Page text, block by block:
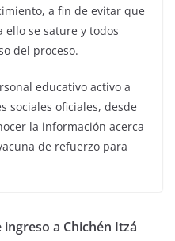
a fin de evitar que
se sature y todos
del proceso.
educativo activo a
sociales oficiales, desde
la información acerca
de refuerzo para
a Chichén Itzá